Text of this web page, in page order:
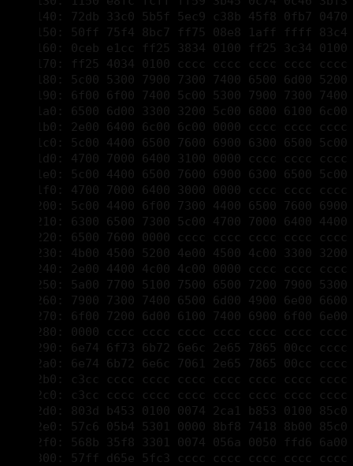
00003170: ff25 4034 0100 cccc cccc cccc cccc
00003180: 5c00 5300 7900 7300 7400 6500 6d00
00003190: 6f00 6f00 7400 5c00 5300 7900 7300
000031a0: 6500 6d00 3300 3200 5c00 6800 6100
000031b0: 2e00 6400 6c00 6c00 0000 cccc
000031c0: 5c00 4400 6500 7600 6900 6300 6500
000031d0: 4700 7000 6400 3100 0000 cccc cccc
000031e0: 5c00 4400 6500 7600 6900 6300 6500
000031f0: 4700 7000 6400 3000 0000 cccc cccc
00003200: 5c00 4400 6f00 7300 4400 6500 7600
00003210: 6300 6500 7300 5c00 4700 7000 6400
00003220: 6500 7600 0000 cccc cccc cccc
00003230: 4b00 4500 5200 4e00 4500 4c00 3300
00003240: 2e00 4400 4c00 4c00 0000 cccc cccc
00003250: 5a00 7700 5100 7500 6500 7200 7900
00003260: 7900 7300 7400 6500 6d00 4900 6e00
00003270: 6f00 7200 6d00 6100 7400 6900 6f00
00003280: 0000 cccc cccc cccc cccc cccc
00003290: 6e74 6f73 6b72 6e6c 2e65 7865 00cc
000032a0: 6e74 6b72 6e6c 7061 2e65 7865 00cc
000032b0: c3cc cccc cccc cccc cccc cccc
000032c0: c3cc cccc cccc cccc cccc cccc
000032d0: 803d b453 0100 0074 2ca1 b853 0100
000032e0: 57c6 05b4 5301 0000 8bf8 7418 8b00
000032f0: 568b 35f8 3301 0074 056a 0050 ffd6
00003300: 57ff d65e 5fc3 cccc cccc cccc cccc
00003310: c300 0000 0000 0000 0000 0000
00003320: 0000 0000 0000 0000 0000 0000
00003330: 0000 0000 0000 0000 0000 0000